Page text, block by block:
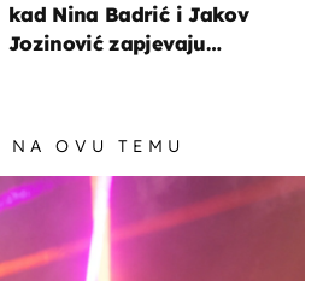
kad Nina Badrić i Jakov
Jozinović zapjevaju
NA OVU TEMU